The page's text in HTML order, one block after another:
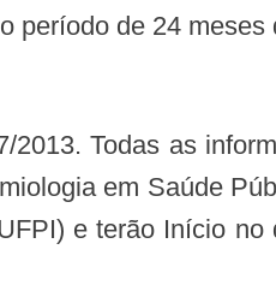
período de 24 meses
em Saúde
e terão Início